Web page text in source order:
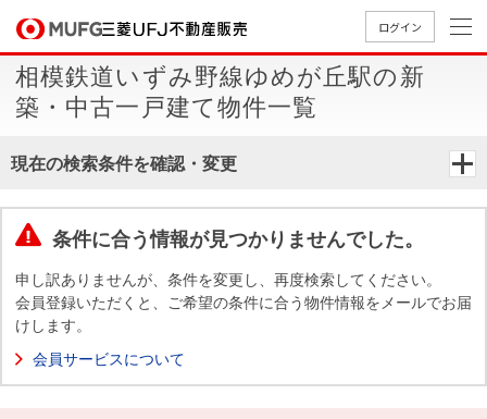
ログイン
買いたいTOP
中古
マン
築・
売りたいTOP
無
料
却
店舗案内TOP
店舗のご
案内（首
案内（名
案内（関
会社情報TOP
ごあいさ
つ
要
Way
採用情報TOP
新卒採用
情報
採用情報
買いたい
売りたい
店舗案内
会社情報
採用情報
相模鉄道いずみ野線ゆめが丘駅の新
築・中古一戸建て物件一覧
現在の検索条件を確認・変更
条件に合う情報が見つかりませんでした。
申し訳ありませんが、条件を変更し、再度検索してください。
会員登録いただくと、ご希望の条件に合う物件情報をメールでお届
けします。
会員サービスについて